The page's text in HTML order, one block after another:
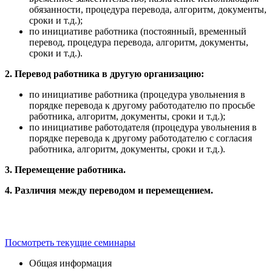
обязанности, процедура перевода, алгоритм, документы,
сроки и т.д.);
по инициативе работника (постоянный, временный
перевод, процедура перевода, алгоритм, документы,
сроки и т.д.).
2. Перевод работника в другую организацию:
по инициативе работника (процедура увольнения в
порядке перевода к другому работодателю по просьбе
работника, алгоритм, документы, сроки и т.д.);
по инициативе работодателя (процедура увольнения в
порядке перевода к другому работодателю с согласия
работника, алгоритм, документы, сроки и т.д.).
3. Перемещение работника.
4. Различия между переводом и перемещением.
Посмотреть текущие семинары
Общая информация